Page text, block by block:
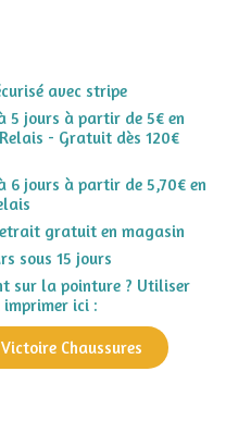
avec stripe
5 jours à partir de 5€ en
- Gratuit dès 120€
6 jours à partir de 5,70€ en
gratuit en magasin
sous 15 jours
sur la pointure ? Utiliser
ici :
Chaussures